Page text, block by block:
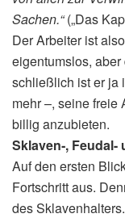
Sachen.“(„Das
Der Arbeiter ist
eigentumslos,
schließlich ist er ja
mehr –, seine freie
billig anzubieten.
Sklaven‑,
Auf den ersten
Fortschritt aus.
des